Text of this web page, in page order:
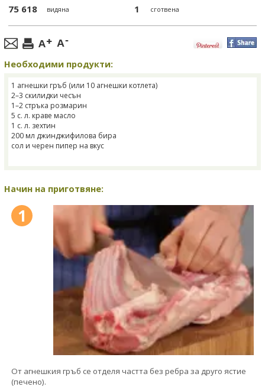
75 618 видяна 1 сготвена
Необходими продукти:
1 агнешки гръб (или 10 агнешки котлета)
2–3 скилидки чесън
1–2 стръка розмарин
5 с. л. краве масло
1 с. л. зехтин
200 мл джинджифилова бира
сол и черен пипер на вкус
Начин на приготвяне:
1
От агнешкия гръб се отделя частта без ребра за друго ястие
(печено).